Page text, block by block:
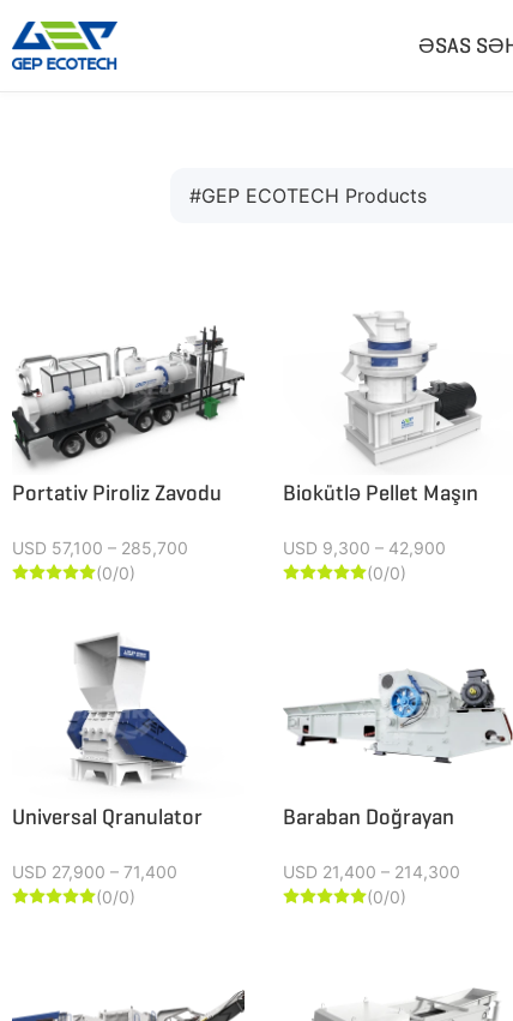
ƏSAS
Daha Çox»
Çənə Kırıcı
Portativ Piroliz Zavodu
USD 57,100 – 285,700
(0/0)
Biokütlə Pellet Maşın
USD 9,300 – 42,900
(0/0)
Universal Qranulator
USD 27,900 – 71,400
(0/0)
Baraban Doğrayan
USD 21,400 – 214,300
(0/0)